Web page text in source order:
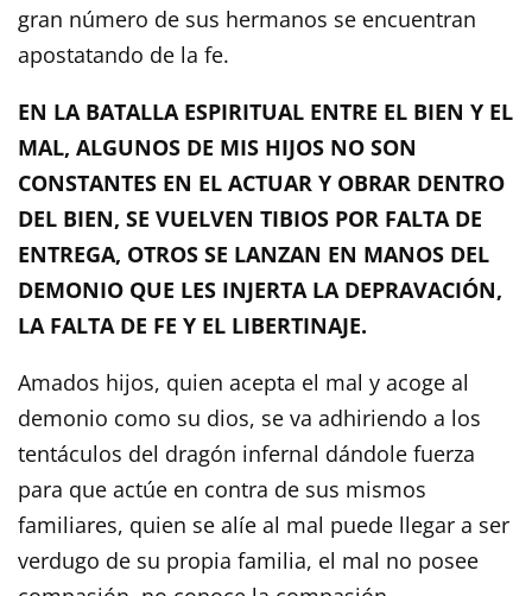
gran número de sus hermanos se encuentran
apostatando de la fe.
EN LA BATALLA ESPIRITUAL ENTRE EL BIEN Y EL
MAL, ALGUNOS DE MIS HIJOS NO SON
CONSTANTES EN EL ACTUAR Y OBRAR DENTRO
DEL BIEN, SE VUELVEN TIBIOS POR FALTA DE
ENTREGA, OTROS SE LANZAN EN MANOS DEL
DEMONIO QUE LES INJERTA LA DEPRAVACIÓN,
LA FALTA DE FE Y EL LIBERTINAJE.
Amados hijos, quien acepta el mal y acoge al
demonio como su dios, se va adhiriendo a los
tentáculos del dragón infernal dándole fuerza
para que actúe en contra de sus mismos
familiares, quien se alíe al mal puede llegar a ser
verdugo de su propia familia, el mal no posee